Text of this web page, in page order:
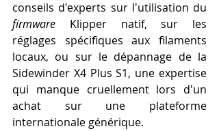
firmware Klipper natif, sur les
réglages spécifiques aux filaments
locaux, ou sur le dépannage de la
Sidewinder X4 Plus S1, une expertise
qui manque cruellement lors d'un
achat sur une plateforme
internationale générique.